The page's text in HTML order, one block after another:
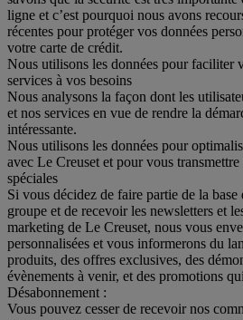
ligne et c’est pourquoi nous avons
récentes pour protéger vos données
votre carte de crédit.
Nous utilisons les données pour faciliter
services à vos besoins
Nous analysons la façon dont les
et nos services en vue de rendre la
intéressante.
Nous utilisons les données pour
avec Le Creuset et pour vous
spéciales
Si vous décidez de faire partie de la base
groupe et de recevoir les newsletters et
marketing de Le Creuset, nous vous
personnalisées et vous informerons du
produits, des offres exclusives, des
évènements à venir, et des promotions
Désabonnement :
Vous pouvez cesser de recevoir nos